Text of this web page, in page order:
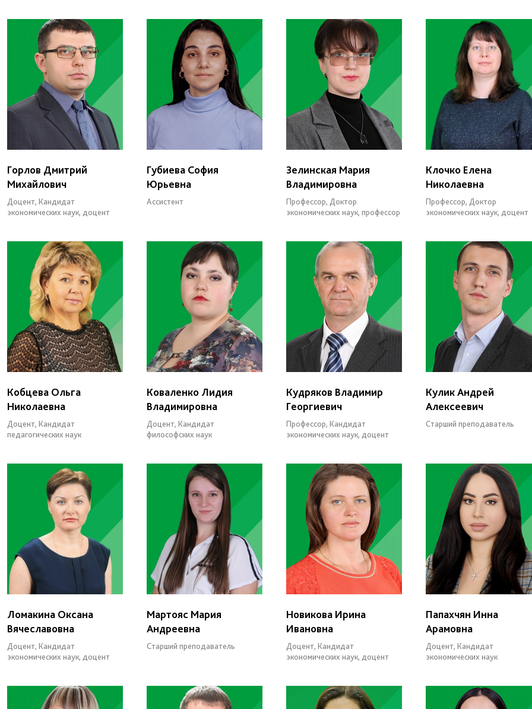
Горлов Дмитрий
Михайлович
Доцент, Кандидат
экономических наук, доцент
Губиева София
Юрьевна
Ассистент
Зелинская Мария
Владимировна
Профессор, Доктор
экономических наук, профессор
Клочко Елена
Николаевна
Профессор, Доктор
экономических наук, доцент
Кобцева Ольга
Николаевна
Доцент, Кандидат
педагогических наук
Коваленко Лидия
Владимировна
Доцент, Кандидат
философских наук
Кудряков Владимир
Георгиевич
Профессор, Кандидат
экономических наук, доцент
Кулик Андрей
Алексеевич
Старший преподаватель
Ломакина Оксана
Вячеславовна
Доцент, Кандидат
экономических наук, доцент
Мартояс Мария
Андреевна
Старший преподаватель
Новикова Ирина
Ивановна
Доцент, Кандидат
экономических наук, доцент
Папахчян Инна
Арамовна
Доцент, Кандидат
экономических наук